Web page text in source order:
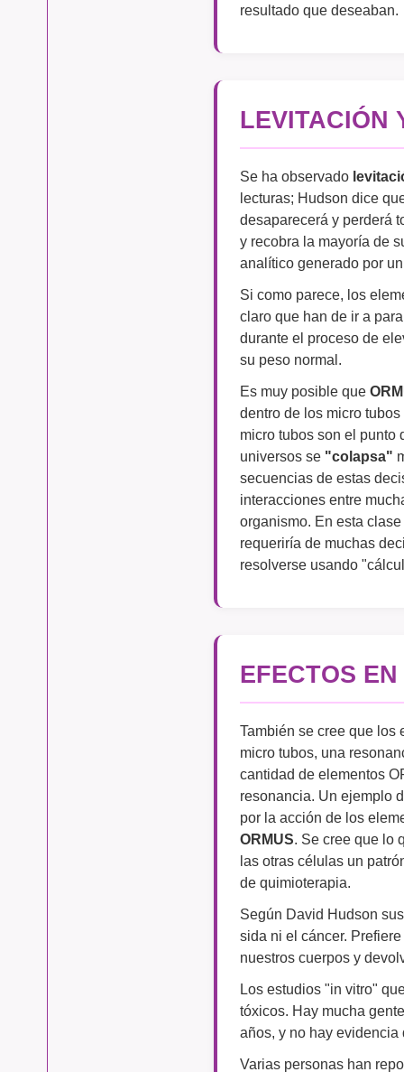
resultado que deseaban.
LEVITACIÓN
Se ha observado
lecturas; Hudson dice
desaparecerá y perderá
y recobra la mayoría de
analítico generado por
Si como parece, los
claro que han de ir a
durante el proceso de
su peso normal.
Es muy posible que
dentro de los micro
micro tubos son el punto
universos se "colapsa"
secuencias de estas
interacciones entre
organismo. En esta
requeriría de muchas
resolverse usando
EFECTOS
También se cree que los
micro tubos, una
cantidad de elementos
resonancia. Un ejemplo
por la acción de los
ORMUS. Se cree que lo
las otras células un
de quimioterapia.
Según David Hudson
sida ni el cáncer.
nuestros cuerpos y
Los estudios "in vitro"
tóxicos. Hay mucha
años, y no hay
Varias personas han